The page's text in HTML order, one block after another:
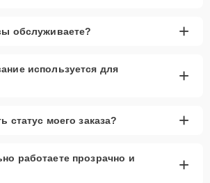
обслуживаете? +
используется для
+
статус моего заказа? +
работаете прозрачно и
+